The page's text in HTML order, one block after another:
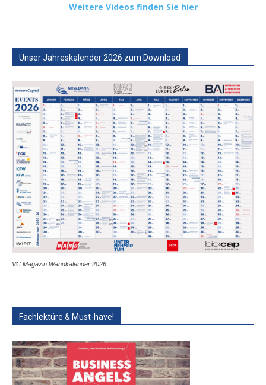
Weitere Videos finden Sie hier
Unser Jahreskalender 2026 zum Download
VC Magazin Wandkalender 2026
Fachlektüre & Must-have!